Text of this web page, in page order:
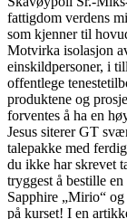
fattigdom verdens
som kjenner til
Motvirka isolasjon
einskildpersoner, i
offentlege
produktene og
forventes å ha en
Jesus siterer GT
talepakke med
du ikke har skrevet
tryggest å bestille
Sapphire „Mirio“
på kurset! I en